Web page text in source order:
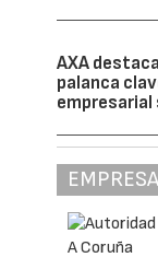
AXA
palanca